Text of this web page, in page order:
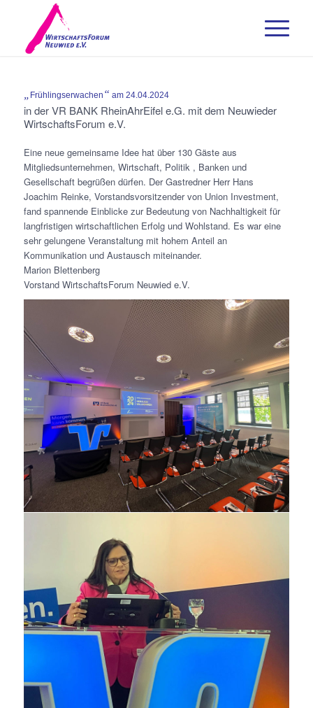
Frühlingserwachen “ am 24.04.2024
in der VR BANK RheinAhrEifel e.G. mit dem Neuwieder
WirtschaftsForum e.V.
Eine neue gemeinsame Idee hat über 130 Gäste aus
Mitgliedsunternehmen, Wirtschaft, Politik , Banken und
Gesellschaft begrüßen dürfen. Der Gastredner Herr Hans
Joachim Reinke, Vorstandsvorsitzender von Union Investment,
fand spannende Einblicke zur Bedeutung von Nachhaltigkeit für
langfristigen wirtschaftlichen Erfolg und Wohlstand. Es war eine
sehr gelungene Veranstaltung mit hohem Anteil an
Kommunikation und Austausch miteinander.
Marion Blettenberg
Vorstand WirtschaftsForum Neuwied e.V.